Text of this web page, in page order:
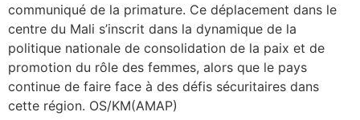
communiqué de la primature. Ce déplacement dans le
centre du Mali s’inscrit dans la dynamique de la
politique nationale de consolidation de la paix et de
promotion du rôle des femmes, alors que le pays
continue de faire face à des défis sécuritaires dans
cette région. OS/KM(AMAP)